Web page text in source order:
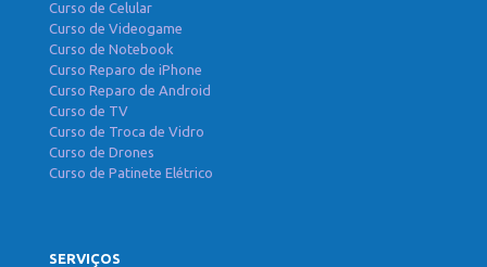
Curso de Celular
Curso de Videogame
Curso de Notebook
Curso Reparo de iPhone
Curso Reparo de Android
Curso de TV
Curso de Troca de Vidro
Curso de Drones
Curso de Patinete Elétrico
SERVIÇOS